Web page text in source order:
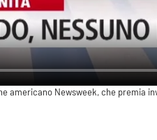
americano Newsweek, che premia